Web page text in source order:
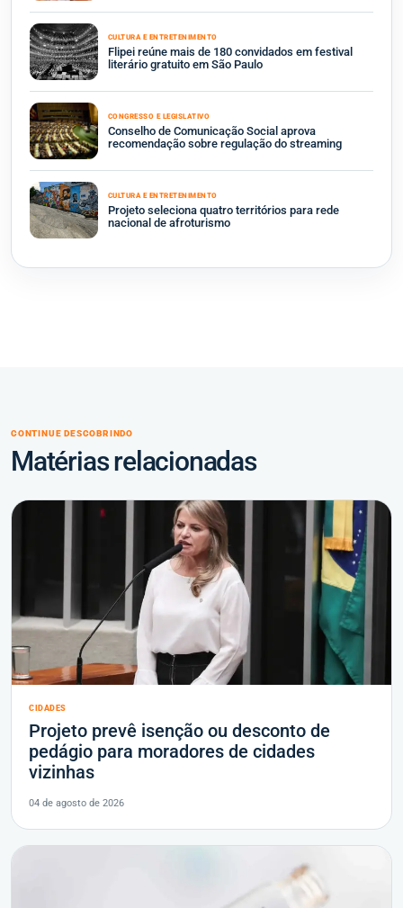
CULTURA E ENTRETENIMENTO
Flipei reúne mais de 180 convidados em festival
literário gratuito em São Paulo
CONGRESSO E LEGISLATIVO
Conselho de Comunicação Social aprova
recomendação sobre regulação do streaming
CULTURA E ENTRETENIMENTO
Projeto seleciona quatro territórios para rede
nacional de afroturismo
CONTINUE DESCOBRINDO
Matérias relacionadas
CIDADES
Projeto prevê isenção ou desconto de
pedágio para moradores de cidades
vizinhas
04 de agosto de 2026